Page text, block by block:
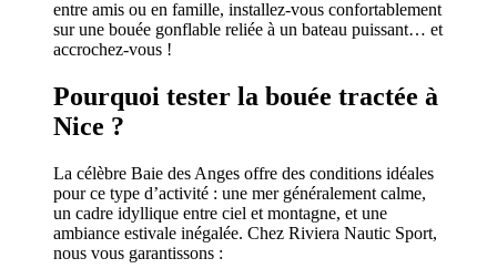
entre amis ou en famille, installez-vous confortablement
sur une bouée gonflable reliée à un bateau puissant… et
accrochez-vous !
Pourquoi tester la bouée tractée à
Nice ?
La célèbre Baie des Anges offre des conditions idéales
pour ce type d’activité : une mer généralement calme,
un cadre idyllique entre ciel et montagne, et une
ambiance estivale inégalée. Chez Riviera Nautic Sport,
nous vous garantissons :